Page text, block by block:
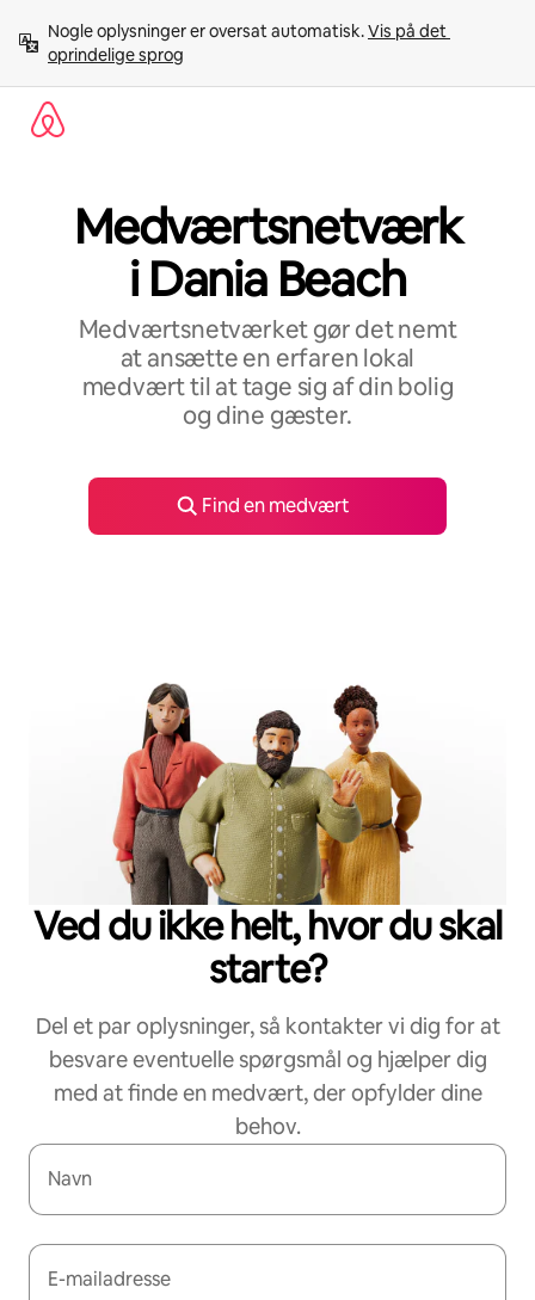
videre
indhold
Nogle oplysninger er oversat automatisk. Vis på det
oprindelige sprog
Medværtsnetværk
i Dania Beach
Medværtsnetværket gør det nemt
at ansætte en erfaren lokal
medvært til at tage sig af din bolig
og dine gæster.
Find en medvært
Ved du ikke helt, hvor du skal
starte?
Del et par oplysninger, så kontakter vi dig for at
besvare eventuelle spørgsmål og hjælper dig
med at finde en medvært, der opfylder dine
behov.
Navn
E-mailadresse